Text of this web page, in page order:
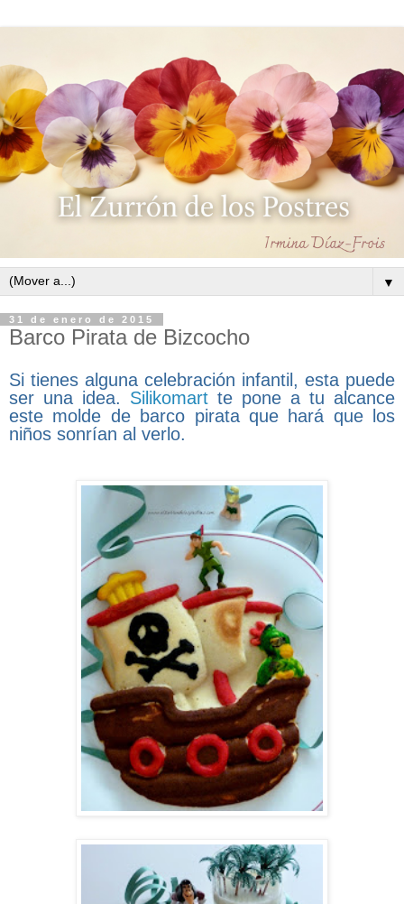
▼
31 de enero de 2015
Barco Pirata de Bizcocho
Si tienes alguna celebración infantil, esta puede
ser una idea. Silikomart te pone a tu alcance
este molde de barco pirata que hará que los
niños sonrían al verlo.